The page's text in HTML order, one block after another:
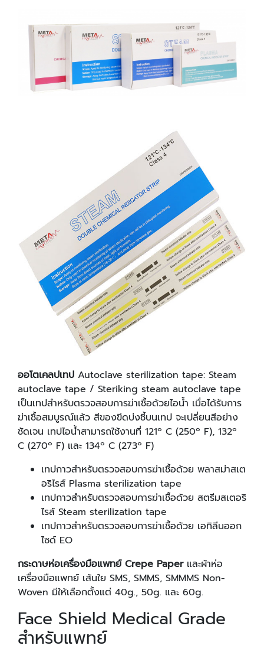
ออโตเคลปเทป Autoclave sterilization tape: Steam
autoclave tape / Steriking steam autoclave tape
เป็นเทปสำหรับตรวจสอบการฆ่าเชื้อด้วยไอน้ำ เมื่อได้รับการ
ฆ่าเชื้อสมบูรณ์แล้ว สีของขีดบ่งชี้บนเทป จะเปลี่ยนสีอย่าง
ชัดเจน เทปไอน้ำสามารถใช้งานที่ 121º C (250º F), 132º
C (270º F) และ 134º C (273º F)
เทปกาวสำหรับตรวจสอบการฆ่าเชื้อด้วย พลาสม่าสเต
อริไรส์ Plasma sterilization tape
เทปกาวสำหรับตรวจสอบการฆ่าเชื้อด้วย สตรีมสเตอริ
ไรส์ Steam sterilization tape
เทปกาวสำหรับตรวจสอบการฆ่าเชื้อด้วย เอทิลีนออก
ไซด์ EO
กระดาษห่อเครื่องมือแพทย์ Crepe Paperและผ้าห่อ
เครื่องมือแพทย์ เส้นใย SMS, SMMS, SMMMS Non-
Woven มีให้เลือกตั้งแต่ 40g., 50g. และ 60g.
Face Shield Medical Grade
สำหรับแพทย์